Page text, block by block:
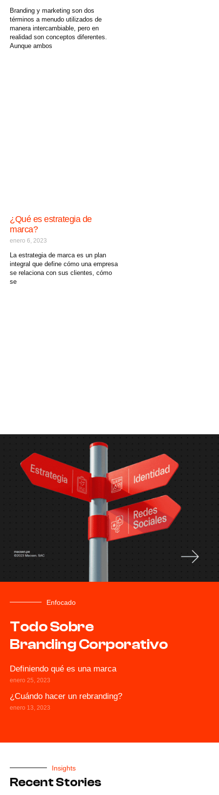
Branding y marketing son dos
términos a menudo utilizados de
manera intercambiable, pero en
realidad son conceptos diferentes.
Aunque ambos
¿Qué es estrategia de
marca?
enero 6, 2023
La estrategia de marca es un plan
integral que define cómo una empresa
se relaciona con sus clientes, cómo
se
Enfocado
Todo Sobre
Branding Corporativo
Definiendo qué es una marca
enero 25, 2023
¿Cuándo hacer un rebranding?
enero 13, 2023
Insights
Recent Stories